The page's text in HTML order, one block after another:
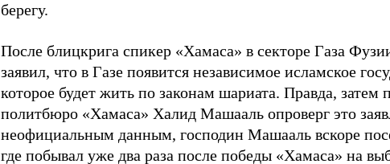
берегу.
После блицкрига спикер «Хамаса» в секторе Газа
заявил, что в Газе появится независимое исламское
которое будет жить по законам шариата. Правда, затем
политбюро «Хамаса» Халид Машааль опроверг это
неофициальным данным, господин Машааль вскоре
где побывал уже два раза после победы «Хамаса» на